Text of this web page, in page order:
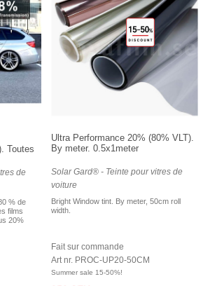
Toutes
de
% de
films
20%
Ultra Performance 20% (80% VLT).
By meter. 0.5x1meter
Solar Gard® - Teinte pour vitres de
voiture
Bright Window tint. By meter, 50cm roll
width.
Fait sur commande
Art nr. PROC-UP20-50CM
Summer sale 15-50%!